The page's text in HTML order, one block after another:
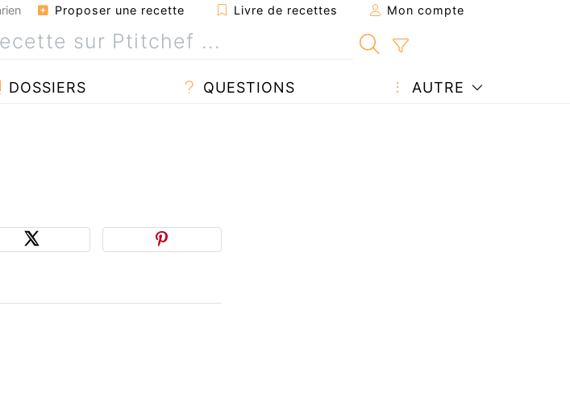
Proposer une recette Livre de recettes Mon compte
DOSSIERS QUESTIONS AUTRE